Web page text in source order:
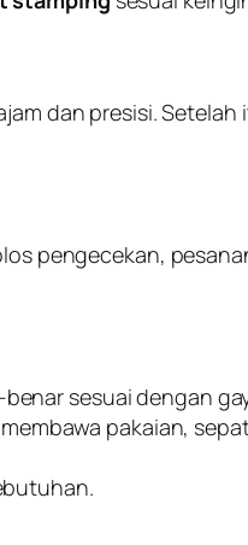
dan presisi.
pengecekan,
sesuai dengan
pakaian,